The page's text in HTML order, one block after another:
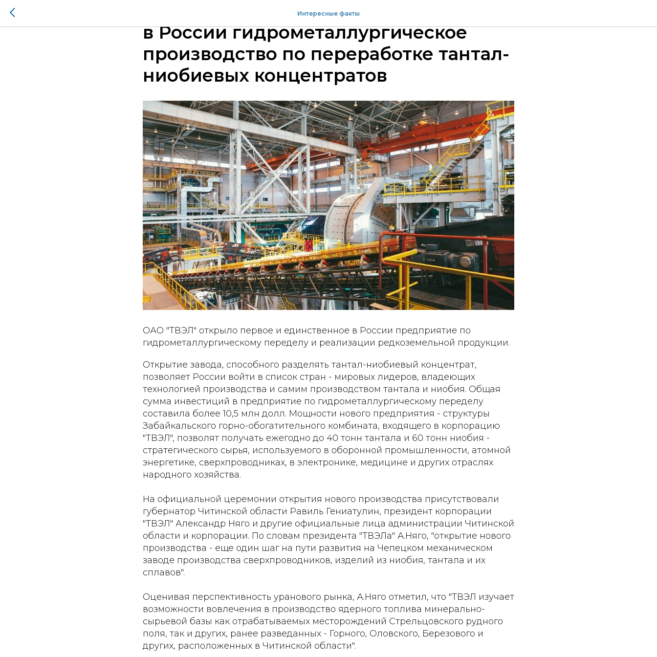
Интересные факты
23 января 2003 года запущено первое
в России гидрометаллургическое
производство по переработке тантал-
ниобиевых концентратов
ОАО "ТВЭЛ" открыло первое и единственное в России предприятие по
гидрометаллургическому переделу и реализации редкоземельной продукции.
Открытие завода, способного разделять тантал-ниобиевый концентрат,
позволяет России войти в список стран - мировых лидеров, владеющих
технологией производства и самим производством тантала и ниобия. Общая
сумма инвестиций в предприятие по гидрометаллургическому переделу
составила более 10,5 млн долл. Мощности нового предприятия - структуры
Забайкальского горно-обогатительного комбината, входящего в корпорацию
"ТВЭЛ", позволят получать ежегодно до 40 тонн тантала и 60 тонн ниобия -
стратегического сырья, используемого в оборонной промышленности, атомной
энергетике, сверхпроводниках, в электронике, медицине и других отраслях
народного хозяйства.
На официальной церемонии открытия нового производства присутствовали
губернатор Читинской области Равиль Гениатулин, президент корпорации
"ТВЭЛ" Александр Няго и другие официальные лица администрации Читинской
области и корпорации. По словам президента "ТВЭЛа" А.Няго, "открытие нового
производства - еще один шаг на пути развития на Чепецком механическом
заводе производства сверхпроводников, изделий из ниобия, тантала и их
сплавов".
Оценивая перспективность уранового рынка, А.Няго отметил, что "ТВЭЛ изучает
возможности вовлечения в производство ядерного топлива минерально-
сырьевой базы как отрабатываемых месторождений Стрельцовского рудного
поля, так и других, ранее разведанных - Горного, Оловского, Березового и
других, расположенных в Читинской области".